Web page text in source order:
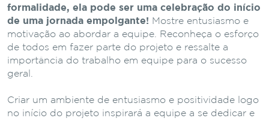
formalidade, ela pode ser uma celebração do início
de uma jornada empolgante! Mostre entusiasmo e
motivação ao abordar a equipe. Reconheça o esforço
de todos em fazer parte do projeto e ressalte a
importância do trabalho em equipe para o sucesso
geral.
Criar um ambiente de entusiasmo e positividade logo
no início do projeto inspirará a equipe a se dedicar e